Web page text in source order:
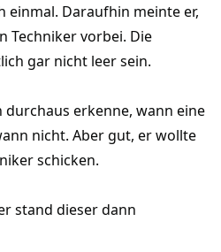
einmal. Daraufhin meinte er,
Techniker vorbei. Die
gar nicht leer sein.
erkenne, wann eine
nicht. Aber gut, er wollte
schicken.
stand dieser dann